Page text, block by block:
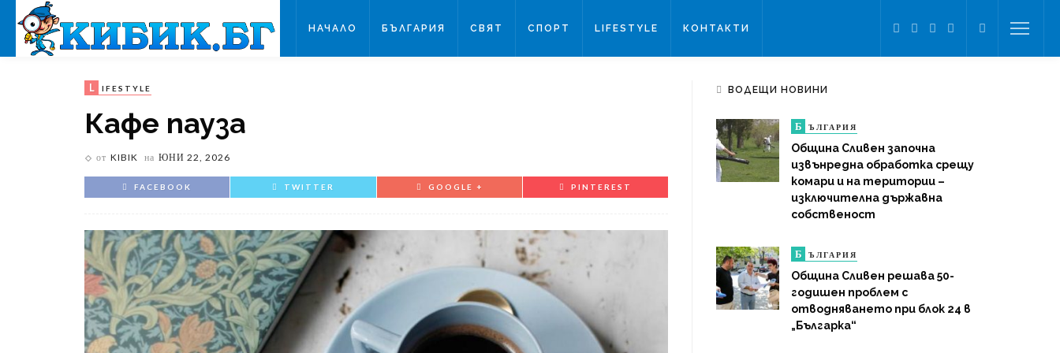
НАЧАЛО БЪЛГАРИЯ СВЯТ СПОРТ LIFESTYLE КОНТАКТИ
L IFESTYLE
Кафе пауза
от KIBIK на ЮНИ 22, 2026
FACEBOOK TWITTER GOOGLE + PINTEREST
ВОДЕЩИ НОВИНИ
Б ЪЛГАРИЯ
Община Сливен започна
извънредна обработка срещу
комари и на територии –
изключителна държавна
собственост
Б ЪЛГАРИЯ
Община Сливен решава 50-
годишен проблем с
отводняването при блок 24 в
„Българка“